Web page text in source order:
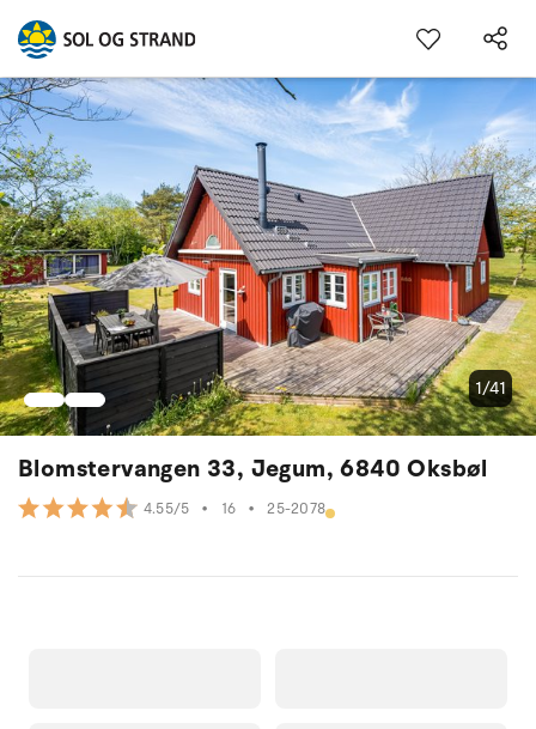
Blomstervangen 33, Jegum, 6840 Oksbøl
4.55/5 • 16 • 25-2078
1/41